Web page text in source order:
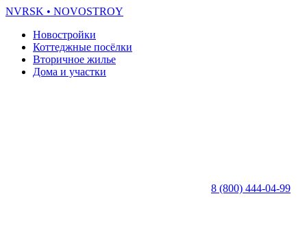
NVRSK • NOVOSTROY
Новостройки
Коттеджные посёлки
Вторичное жилье
Дома и участки
8 (800) 444-04-99